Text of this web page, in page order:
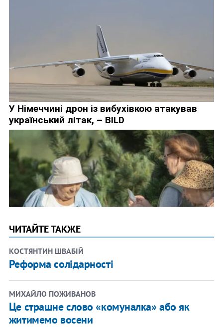
ЧИТАЙТЕ ТАКЖЕ
КОСТЯНТИН ШВАБІЙ
Реформа солідарності
МИХАЙЛО ПОЖИВАНОВ
Це страшне слово «комуналка» або як
житимемо восени